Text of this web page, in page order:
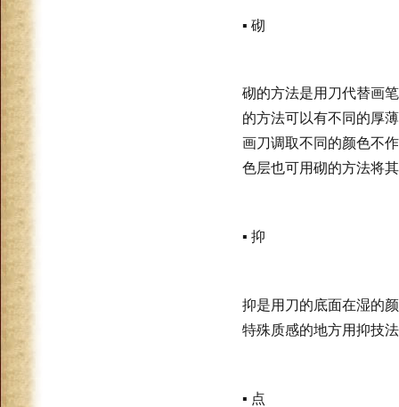
▪ 砌
砌的方法是用刀代替画
的方法可以有不同的厚
画刀调取不同的颜色不
色层也可用砌的方法将
▪ 抑
抑是用刀的底面在湿的
特殊质感的地方用抑技
▪ 点